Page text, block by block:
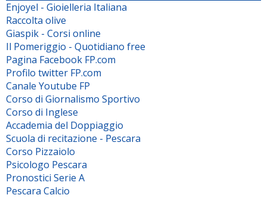
Enjoyel - Gioielleria Italiana
Raccolta olive
Giaspik - Corsi online
Il Pomeriggio - Quotidiano free
Pagina Facebook FP.com
Profilo twitter FP.com
Canale Youtube FP
Corso di Giornalismo Sportivo
Corso di Inglese
Accademia del Doppiaggio
Scuola di recitazione - Pescara
Corso Pizzaiolo
Psicologo Pescara
Pronostici Serie A
Pescara Calcio